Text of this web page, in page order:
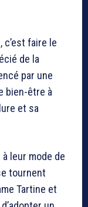
c’est faire le
de la
par une
bien-être à
et sa
leur mode de
tournent
Tartine et